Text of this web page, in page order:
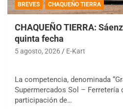
BREVES CHAQUEÑO TIERRA
CHAQUEÑO TIERRA:
quinta fecha
5 agosto, 2026 E-Kart
La competencia, denominada
Supermercados Sol – Ferretería
participación de…